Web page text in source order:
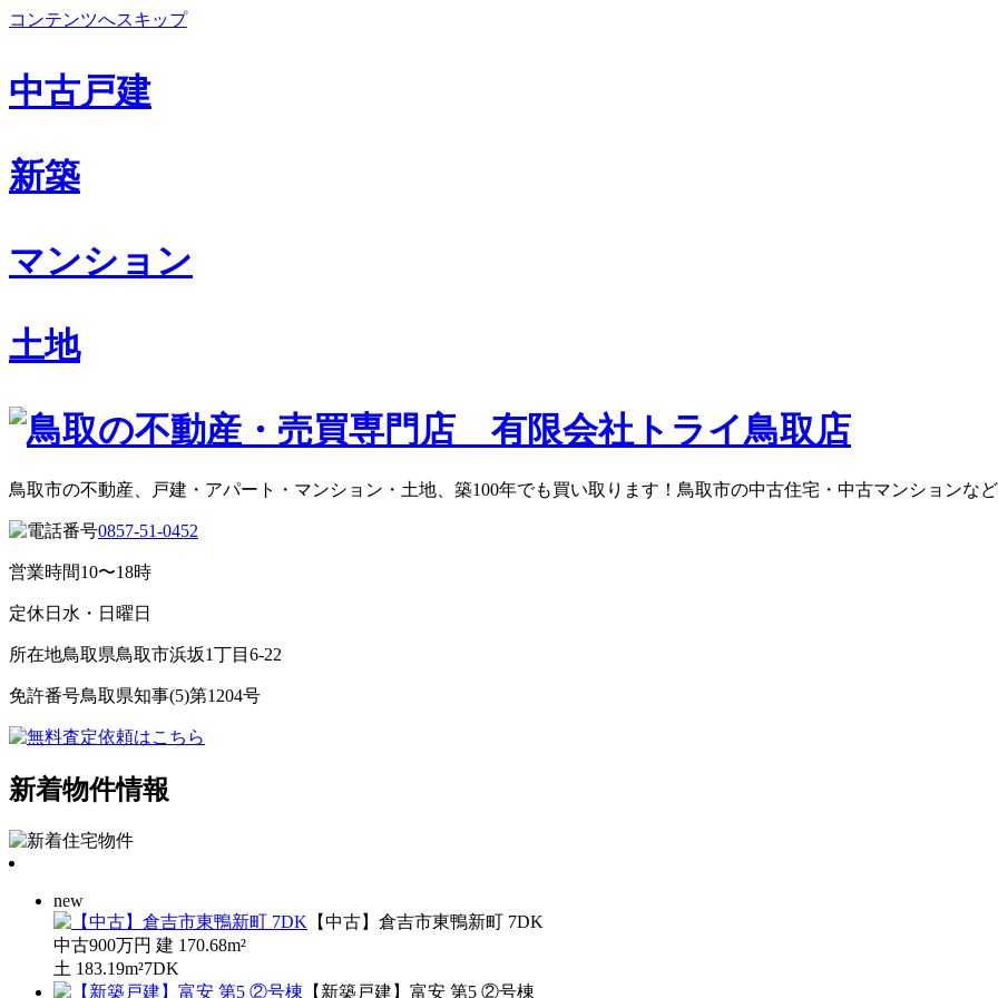
コンテンツへスキップ
中古戸建
新築
マンション
土地
鳥取市の不動産、戸建・アパート・マンション・土地、築100年でも買い取ります！鳥取市の中古住宅・中古マンションな
0857-51-0452
営業時間10〜18時
定休日 水・日曜日
所在地鳥取県鳥取市浜坂1丁目6-22
免許番号鳥取県知事(5)第1204号
新着物件情報
new
【中古】倉吉市東鴨新町 7DK
中古900万円 建 170.68m²
土 183.19m²7DK
【新築戸建】富安 第5 ②号棟